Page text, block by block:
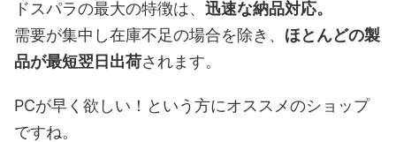
ドスパラの最大の特徴は、 迅速な納品対応。
需要が集中し在庫不足の場合を除き、 ほとんどの製
品が最短翌日出荷されます。
PCが早く欲しい！という方にオススメのショップ
ですね。